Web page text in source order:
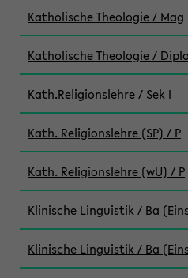
Katholische Theologie / Mag
Katholische Theologie /
Kath.Religionslehre / Sek I
Kath. Religionslehre (SP) / P
Kath. Religionslehre (wU) / P
Klinische Linguistik / Ba
Klinische Linguistik / Ba